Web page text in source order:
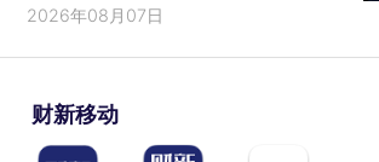
2026年08月07日
财新移动